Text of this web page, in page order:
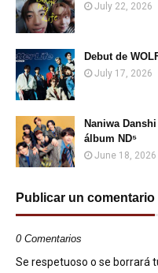
July 22, 2026
Debut de
July 17, 2026
Naniwa
álbum ND⁵
June 18, 2026
Publicar un comentario
0 Comentarios
Se respetuoso o se borrará